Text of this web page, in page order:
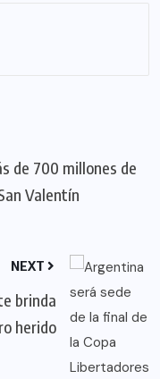
de 700 millones de
Valentín
NEXT
brinda
herido